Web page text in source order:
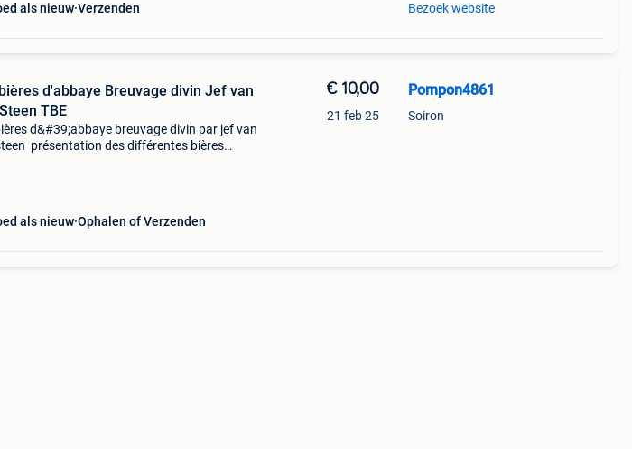
als nieuw Verzenden Bezoek website
d'abbaye Breuvage divin Jef van
TBE
d&#39;abbaye breuvage divin par jef van
présentation des différentes bières
als nieuw Ophalen of Verzenden
€ 10,00
21 feb 25
Pompon4861
Soiron